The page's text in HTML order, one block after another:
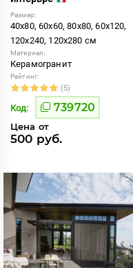
Размер:
40x80, 60x60, 80x80, 60x120,
120x240, 120x280 см
Материал:
Керамогранит
Рейтинг:
(5)
Код: 739720
Цена от
500 руб.